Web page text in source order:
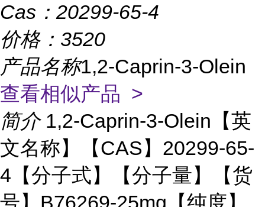
Cas： 20299-65-4
价格： 3520
产品名称1,2-Caprin-3-Olein
查看相似产品 >
简介 1,2-Caprin-3-Olein【英
文名称】【CAS】20299-65-
4【分子式】【分子量】【货
号】B76269-25mg【纯度】